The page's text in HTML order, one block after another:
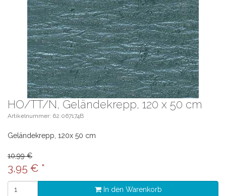
HO/TT/N, Geländekrepp, 120 x 50 cm
Artikelnummer: 62.067174B
Geländekrepp, 120x 50 cm
10,99 €
3,95 € *
In den Warenkorb